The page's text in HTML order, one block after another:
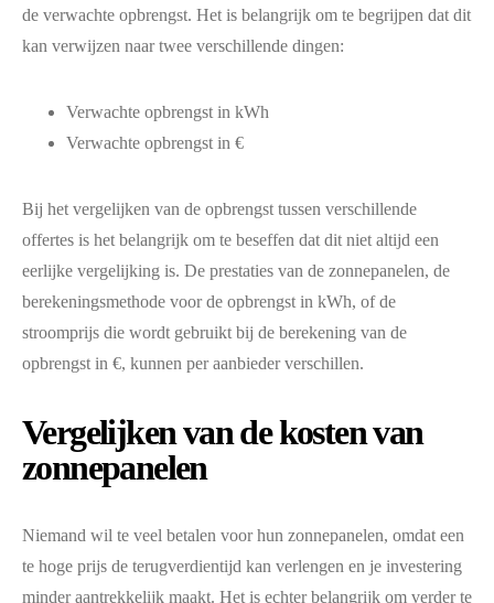
de verwachte opbrengst. Het is belangrijk om te begrijpen dat dit
kan verwijzen naar twee verschillende dingen:
Verwachte opbrengst in kWh
Verwachte opbrengst in €
Bij het vergelijken van de opbrengst tussen verschillende
offertes is het belangrijk om te beseffen dat dit niet altijd een
eerlijke vergelijking is. De prestaties van de zonnepanelen, de
berekeningsmethode voor de opbrengst in kWh, of de
stroomprijs die wordt gebruikt bij de berekening van de
opbrengst in €, kunnen per aanbieder verschillen.
Vergelijken van de kosten van
zonnepanelen
Niemand wil te veel betalen voor hun zonnepanelen, omdat een
te hoge prijs de terugverdientijd kan verlengen en je investering
minder aantrekkelijk maakt. Het is echter belangrijk om verder te